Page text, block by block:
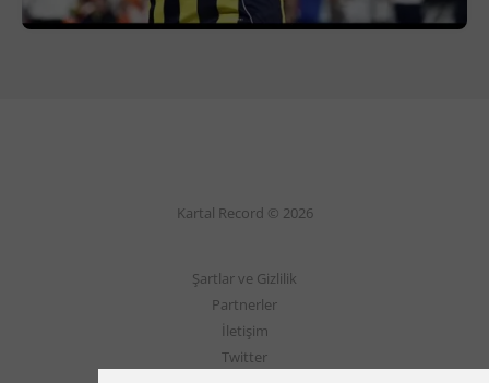
Kartal Record © 2026
Şartlar ve Gizlilik
Partnerler
İletişim
Twitter